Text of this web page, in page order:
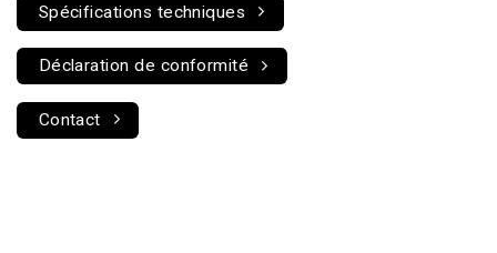
Spécifications techniques
Déclaration de conformité
Contact